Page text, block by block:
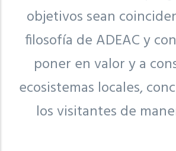
objetivos sean
filosofía de ADEAC y
poner en valor y a
ecosistemas locales,
los visitantes de